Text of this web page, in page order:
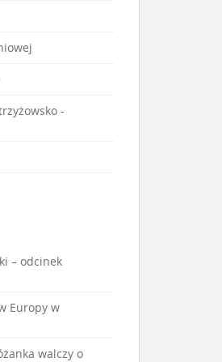
-
– odcinek
Europy w
walczy o